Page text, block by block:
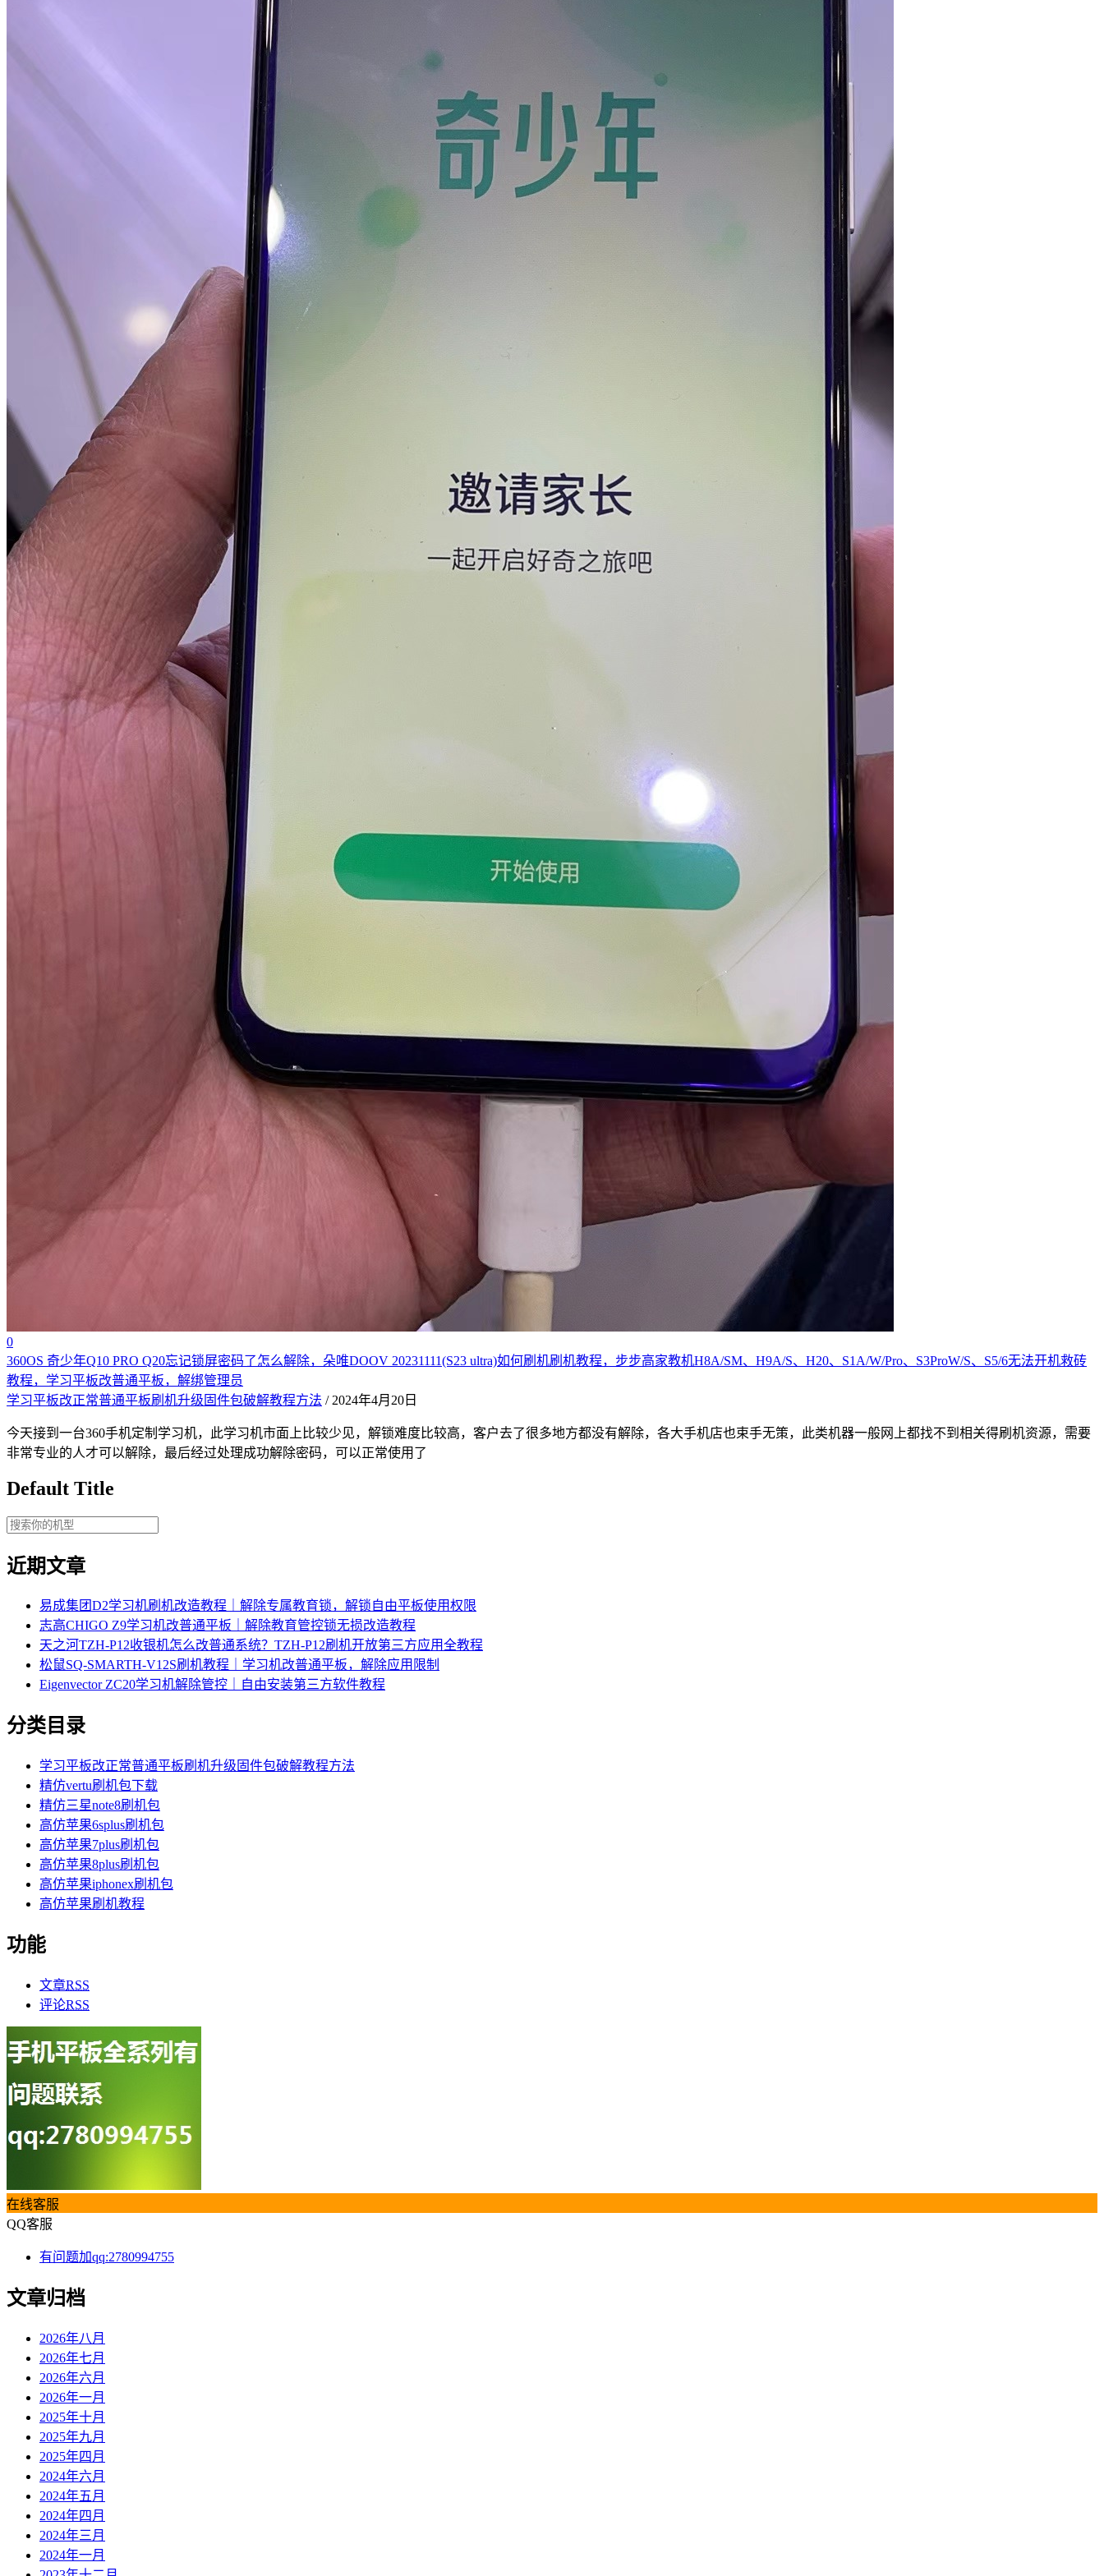
0
360OS 奇少年Q10 PRO Q20忘记锁屏密码了怎么解除，朵唯DOOV 20231111(S23 ultra)如何刷机刷机教程，步步高家教机H8A/SM、H9A/S、H20、S1A/W/Pro、S3ProW/S、S5/6无法开机救砖
教程，学习平板改普通平板，解绑管理员
学习平板改正常普通平板刷机升级固件包破解教程方法 / 2024年4月20日
今天接到一台360手机定制学习机，此学习机市面上比较少见，解锁难度比较高，客户去了很多地方都没有解除，各大手机店也束手无策，此类机器一般网上都找不到相关得刷机资源，需要
非常专业的人才可以解除，最后经过处理成功解除密码，可以正常使用了
Default Title
近期文章
易成集团D2学习机刷机改造教程｜解除专属教育锁，解锁自由平板使用权限
志高CHIGO Z9学习机改普通平板｜解除教育管控锁无损改造教程
天之河TZH-P12收银机怎么改普通系统？TZH-P12刷机开放第三方应用全教程
松鼠SQ-SMARTH-V12S刷机教程｜学习机改普通平板，解除应用限制
Eigenvector ZC20学习机解除管控｜自由安装第三方软件教程
分类目录
学习平板改正常普通平板刷机升级固件包破解教程方法
精仿vertu刷机包下载
精仿三星note8刷机包
高仿苹果6splus刷机包
高仿苹果7plus刷机包
高仿苹果8plus刷机包
高仿苹果iphonex刷机包
高仿苹果刷机教程
功能
文章RSS
评论RSS
在线客服
QQ客服
有问题加qq:2780994755
文章归档
2026年八月
2026年七月
2026年六月
2026年一月
2025年十月
2025年九月
2025年四月
2024年六月
2024年五月
2024年四月
2024年三月
2024年一月